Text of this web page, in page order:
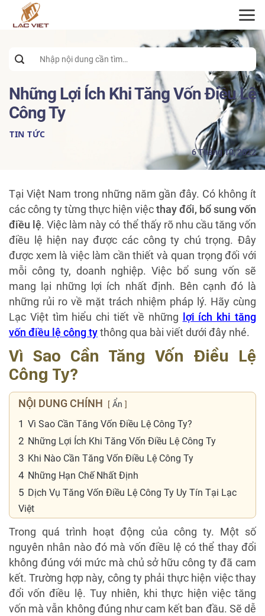
for:
Những Lợi Ích Khi Tăng Vốn Điều Lệ
Công Ty
TIN TỨC
6 Tháng 10, 2022
Tại Việt Nam trong những năm gần đây. Có không ít
các công ty từng thực hiện việcthay đổi, bổ sung vốn
điều lệ. Việc làm này có thể thấy rõ nhu cầu tăng vốn
điều lệ hiện nay được các công ty chú trọng. Đây
được xem là việc làm cần thiết và quan trọng đối với
mỗi công ty, doanh nghiệp. Việc bổ sung vốn sẽ
mang lại những lợi ích nhất định. Bên cạnh đó là
những rủi ro về mặt trách nhiệm pháp lý. Hãy cùng
Lạc Việt tìm hiểu chi tiết về những
lợi ích khi tăng
vốn điều lệ công tythông qua bài viết dưới đây nhé.
Vì Sao Cần Tăng Vốn Điều Lệ
Công Ty?
NỘI DUNG CHÍNH Ẩn
1 Vì Sao Cần Tăng Vốn Điều Lệ Công Ty?
2 Những Lợi Ích Khi Tăng Vốn Điều Lệ Công Ty
3 Khi Nào Cần Tăng Vốn Điều Lệ Công Ty
4 Những Hạn Chế Nhất Định
5 Dịch Vụ Tăng Vốn Điều Lệ Công Ty Uy Tín Tại Lạc
Việt
Trong quá trình hoạt động của công ty. Một số
nguyên nhân nào đó mà vốn điều lệ có thể thay đổi
không đúng với mức mà chủ sở hữu công ty đã cam
kết. Trường hợp này, công ty phải thực hiện việc thay
đổi vốn điều lệ. Tuy nhiên, khi thực hiện việc tăng
vốn mà vẫn không đúng như cam kết ban đầu. Sẽ dễ